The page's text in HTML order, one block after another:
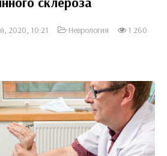
2020, 10:21 Неврология
1 260